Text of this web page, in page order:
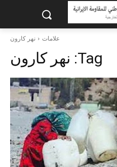
علامات نهر كارون
Tag: نهر كارون